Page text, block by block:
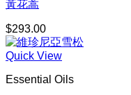
黃花蒿
$293.00
Quick View
Essential Oils